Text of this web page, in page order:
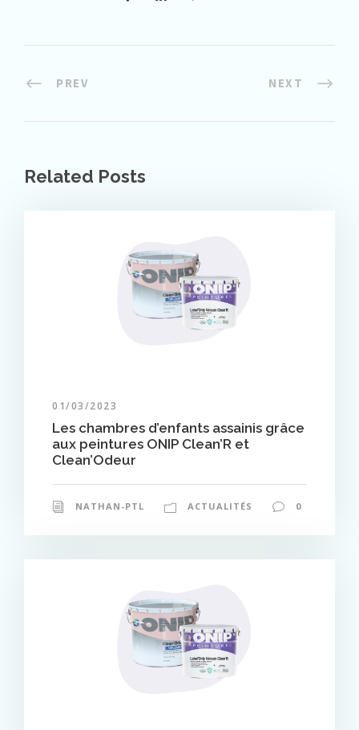
PREV NEXT
Related Posts
01/03/2023
Les chambres d’enfants assainis grâce
aux peintures ONIP Clean’R et
Clean’Odeur
NATHAN-PTL ACTUALITÉS 0